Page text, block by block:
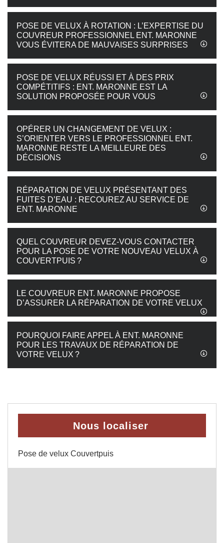
POSE DE VELUX À ROTATION : L’EXPERTISE DU
COUVREUR PROFESSIONNEL ENT. MARONNE
VOUS ÉVITERA DE MAUVAISES SURPRISES
POSE DE VELUX RÉUSSI ET À DES PRIX
COMPÉTITIFS : ENT. MARONNE EST LA
SOLUTION PROPOSÉE POUR VOUS
OPÉRER UN CHANGEMENT DE VELUX :
S’ORIENTER VERS LE PROFESSIONNEL ENT.
MARONNE RESTE LA MEILLEURE DES
DÉCISIONS
RÉPARATION DE VELUX PRÉSENTANT DES
FUITES D’EAU : RECOUREZ AU SERVICE DE
ENT. MARONNE
QUEL COUVREUR DEVEZ-VOUS CONTACTER
POUR LA POSE DE VOTRE NOUVEAU VELUX À
COUVERTPUIS ?
LE COUVREUR ENT. MARONNE PROPOSE
D’ASSURER LA RÉPARATION DE VOTRE VELUX
POURQUOI FAIRE APPEL À ENT. MARONNE
POUR LES TRAVAUX DE RÉPARATION DE
VOTRE VELUX ?
Nous localiser
Pose de velux Couvertpuis